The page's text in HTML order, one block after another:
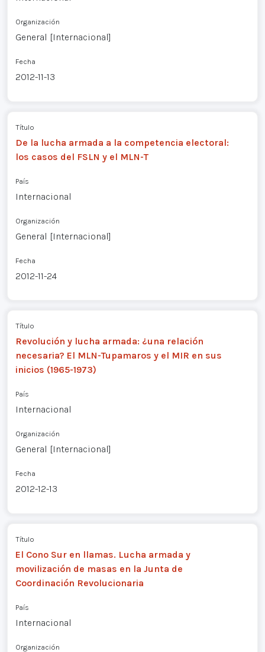
Organización
General [Internacional]
Fecha
2012-11-13
Título
De la lucha armada a la competencia electoral:
los casos del FSLN y el MLN-T
País
Internacional
Organización
General [Internacional]
Fecha
2012-11-24
Título
Revolución y lucha armada: ¿una relación
necesaria? El MLN-Tupamaros y el MIR en sus
inicios (1965-1973)
País
Internacional
Organización
General [Internacional]
Fecha
2012-12-13
Título
El Cono Sur en llamas. Lucha armada y
movilización de masas en la Junta de
Coordinación Revolucionaria
País
Internacional
Organización